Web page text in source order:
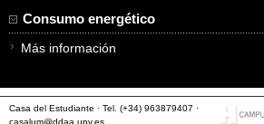
Consumo energético
Más información
Casa del Estudiante · Tel. (+34) 963879407 ·
casalum@ddaa.upv.es